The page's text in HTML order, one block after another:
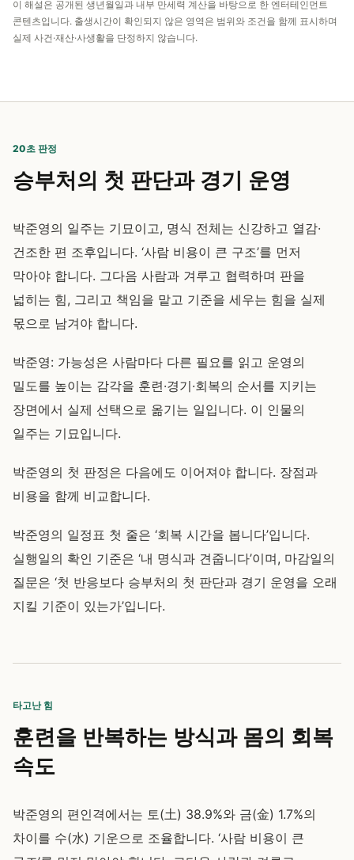
이 해설은 공개된 생년월일과 내부 만세력 계산을 바탕으로 한 엔터테인먼트
콘텐츠입니다. 출생시간이 확인되지 않은 영역은 범위와 조건을 함께 표시하며
실제 사건·재산·사생활을 단정하지 않습니다.
20초 판정
승부처의 첫 판단과 경기 운영
박준영의 일주는 기묘이고, 명식 전체는 신강하고 열감·
건조한 편 조후입니다. ‘사람 비용이 큰 구조’를 먼저
막아야 합니다. 그다음 사람과 겨루고 협력하며 판을
넓히는 힘, 그리고 책임을 맡고 기준을 세우는 힘을 실제
몫으로 남겨야 합니다.
박준영: 가능성은 사람마다 다른 필요를 읽고 운영의
밀도를 높이는 감각을 훈련·경기·회복의 순서를 지키는
장면에서 실제 선택으로 옮기는 일입니다. 이 인물의
일주는 기묘입니다.
박준영의 첫 판정은 다음에도 이어져야 합니다. 장점과
비용을 함께 비교합니다.
박준영의 일정표 첫 줄은 ‘회복 시간을 봅니다’입니다.
실행일의 확인 기준은 ‘내 명식과 견줍니다’이며, 마감일의
질문은 ‘첫 반응보다 승부처의 첫 판단과 경기 운영을 오래
지킬 기준이 있는가’입니다.
타고난 힘
훈련을 반복하는 방식과 몸의 회복
속도
박준영의 편인격에서는 토(土) 38.9%와 금(金) 1.7%의
차이를 수(水) 기운으로 조율합니다. ‘사람 비용이 큰